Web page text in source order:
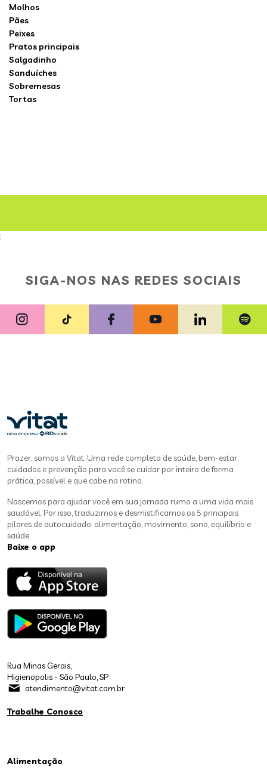
Molhos
Pães
Peixes
Pratos principais
Salgadinho
Sanduíches
Sobremesas
Tortas
;
SIGA-NOS NAS REDES SOCIAIS
Prazer, somos a Vitat. Uma rede completa de saúde, bem-estar,
cuidados e prevenção para você se cuidar por inteiro de forma
prática, possível e que cabe na rotina.
Nascemos para ajudar você em sua jornada rumo a uma vida mais
saudável. Por isso, traduzimos e desmistificamos os 5 principais
pilares de autocuidado: alimentação, movimento, sono, equilíbrio e
saúde.
Baixe o app
Rua Minas Gerais,
Higienopolis - São Paulo, SP
atendimento@vitat.com.br
Trabalhe Conosco
Alimentação